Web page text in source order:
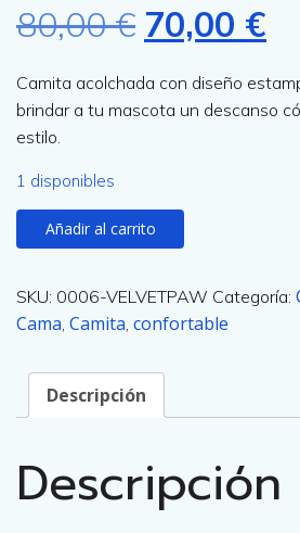
80,00€ E
l
e
c
o
o
70,00 €
l
c
o
a
Camita acolchada con diseño
brindar a tu mascota un descanso
estilo.
1 disponibles
e
v
w
c
Añadir al carrito
SKU: 0006-VELVETPAW Categoría:
Cama Camita confortable
Descripción
Descripción